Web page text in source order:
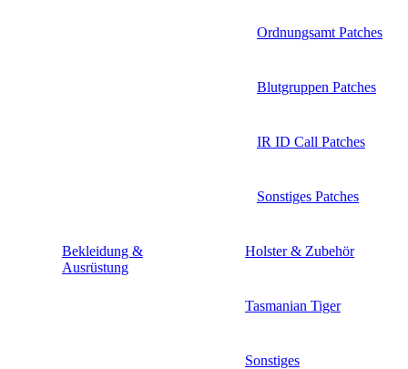
Ordnungsamt Patches
Blutgruppen Patches
IR ID Call Patches
Sonstiges Patches
Bekleidung &
Ausrüstung
Holster & Zubehör
Tasmanian Tiger
Sonstiges